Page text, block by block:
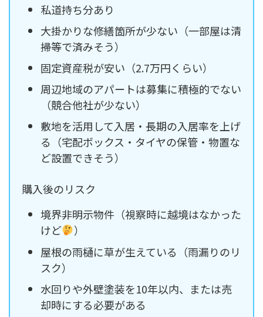
私道持ち分あり
大掛かりな修繕箇所が少ない（一部屋は清
掃等で済みそう）
固定資産税が安い（2.7万円くらい）
周辺地域のアパートは募集に積極的でない
（競合他社が少ない）
敷地を活用して入居・長期の入居率を上げ
る（宅配ボックス・タイヤの保管・物置な
ど設置できそう）
購入後のリスク
境界非明示物件（視察時に越境はなかった
けど
）
屋根の雨樋に草が生えている（雨漏りのリ
スク）
水回りや外壁塗装を10年以内、または売
却時にする必要がある